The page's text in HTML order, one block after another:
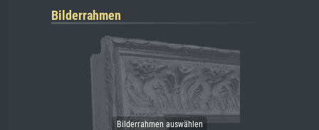
Bilderrahmen